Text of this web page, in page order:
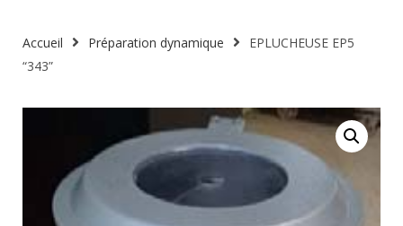
Accueil Préparation dynamique
EPLUCHEUSE EP5
“343”